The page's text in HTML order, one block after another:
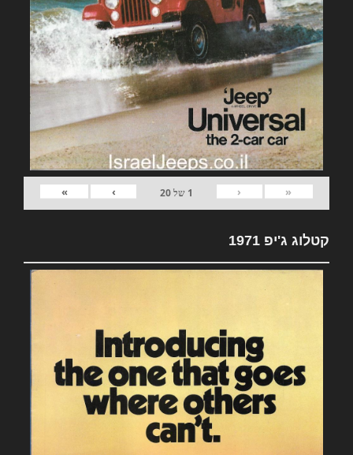
«
‹
1 של20
›
»
קטלוג ג'יפ 1971